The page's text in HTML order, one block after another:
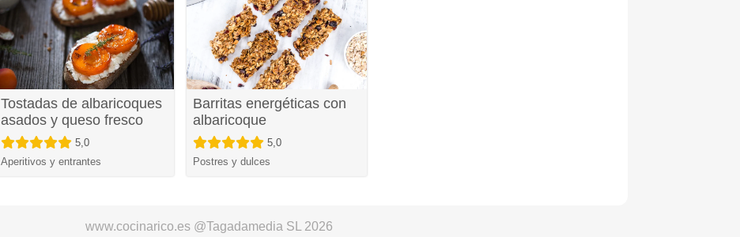
Tostadas de albaricoques
asados y queso fresco
5,0
Aperitivos y entrantes
Barritas energéticas con
albaricoque
5,0
Postres y dulces
www.cocinarico.es @Tagadamedia SL 2026